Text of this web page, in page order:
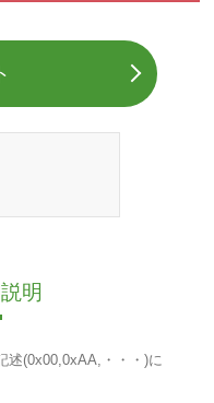
明
述(0x00,0xAA,・・・)に